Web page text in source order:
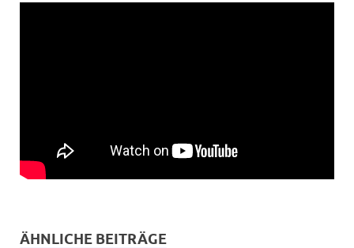
ÄHNLICHE BEITRÄGE